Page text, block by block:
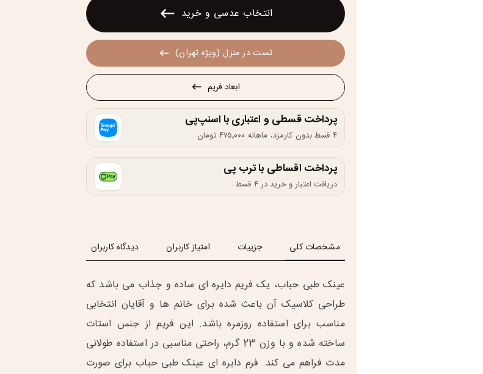
انتخاب عدسی و خرید
تست در منزل (ویژه تهران)
ابعاد فریم
پرداخت قسطی و اعتباری با اسنپ‌پی
۴ قسط بدون کارمزد، ماهانه ۴۷۵٬۰۰۰ تومان
پرداخت اقساطی با ترب پی
دریافت اعتبار و خرید در ۴ قسط
مشخصات کلی جزییات امتیاز کاربران دیدگاه کاربران
عینک طبی حباب، یک فریم دایره ای ساده و جذاب می باشد که
طراحی کلاسیک آن باعث شده برای خانم ها و آقایان انتخابی
مناسب برای استفاده روزمره باشد. این فریم از جنس استات
ساخته شده و با وزن 23 گرم، راحتی مناسبی در استفاده طولانی
مدت فراهم می کند. فرم دایره ای عینک طبی حباب برای صورت